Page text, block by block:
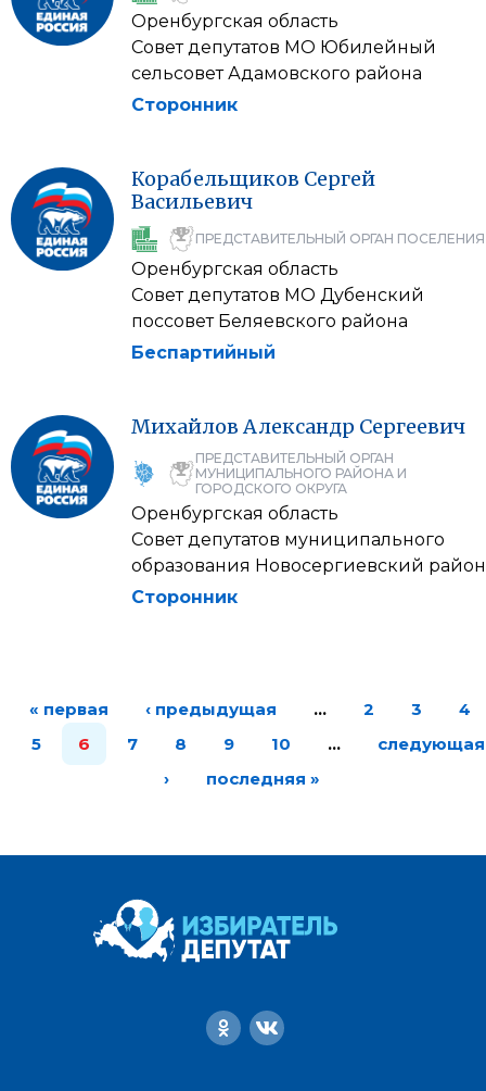
Оренбургская область
Совет депутатов МО Юбилейный
сельсовет Адамовского района
Сторонник
Корабельщиков Сергей
Васильевич
ПРЕДСТАВИТЕЛЬНЫЙ ОРГАН ПОСЕЛЕНИЯ
Оренбургская область
Совет депутатов МО Дубенский
поссовет Беляевского района
Беспартийный
Михайлов Александр Сергеевич
ПРЕДСТАВИТЕЛЬНЫЙ ОРГАН
МУНИЦИПАЛЬНОГО РАЙОНА И
ГОРОДСКОГО ОКРУГА
Оренбургская область
Совет депутатов муниципального
образования Новосергиевский район
Сторонник
« первая ‹ предыдущая … 2 3
4
5
6 7 8 9 10 …
следующая
›
последняя »